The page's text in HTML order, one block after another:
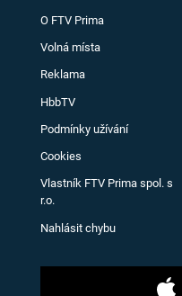
O FTV Prima
Volná místa
Reklama
HbbTV
Podmínky užívání
Cookies
Vlastník FTV Prima spol. s
r.o.
Nahlásit chybu